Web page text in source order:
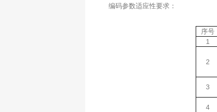
编码参数适应性要求：
序号
1
2
3
4